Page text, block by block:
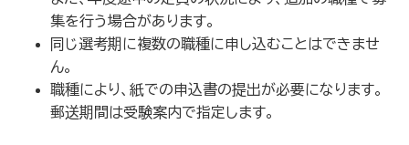
集を行う場合があります。
同じ選考期に複数の職種に申し込むことはできませ
ん。
職種により、紙での申込書の提出が必要になります。
郵送期間は受験案内で指定します。